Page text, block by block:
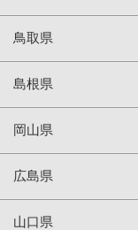
鳥取県
島根県
岡山県
広島県
山口県